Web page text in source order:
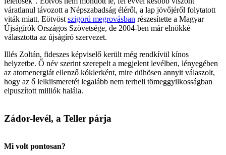
váratlanul távozott a Népszabadság éléről, a lap jövőjéről folytatott
viták miatt. Eötvöst szigorú megrovásban részesítette a Magyar
Újságírók Országos Szövetsége, de 2004-ben már elnökké
választotta az újságíró szervezet.
Illés Zoltán, fideszes képviselő került még rendkívül kínos
helyzetbe. Ő név szerint szerepelt a megjelent levélben, lényegében
az atomenergiát ellenző kóklerként, mire dühösen annyit válaszolt,
hogy az ő lelkiismeretét legalább nem terheli tömeggyilkosságban
elpuszított milliók halála.
Zádor-levél, a Teller párja
Mi volt pontosan?